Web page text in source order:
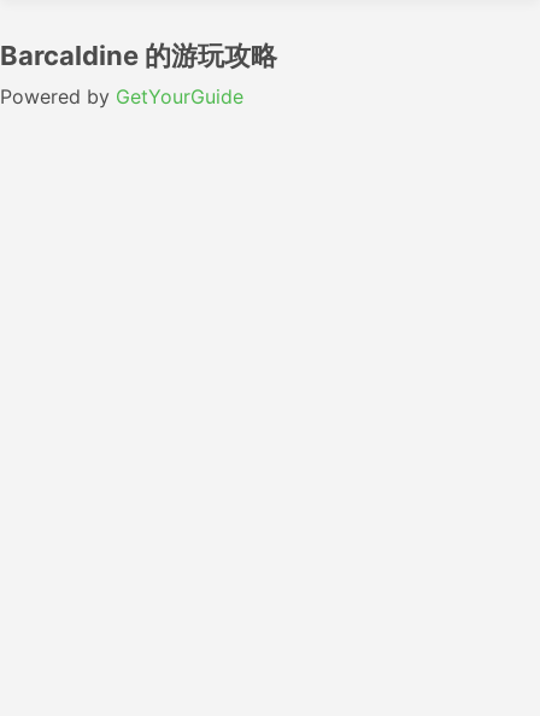
Barcaldine 的游玩攻略
Powered by GetYourGuide